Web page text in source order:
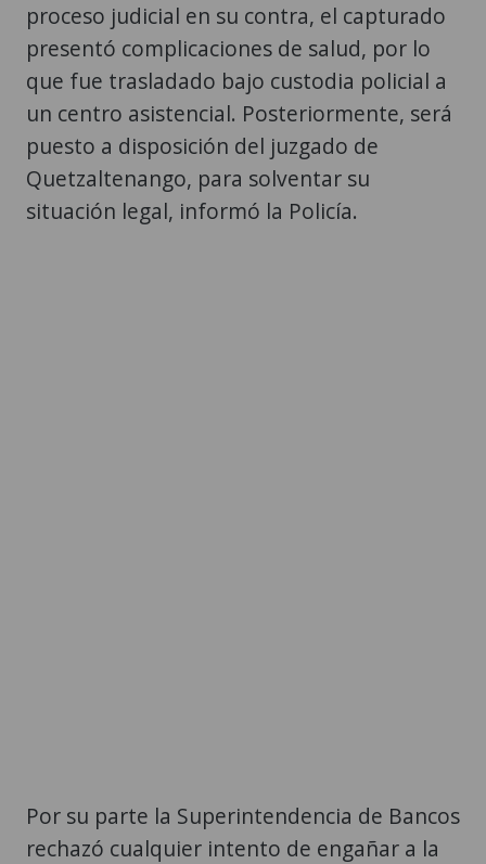
proceso judicial en su contra, el capturado
presentó complicaciones de salud, por lo
que fue trasladado bajo custodia policial a
un centro asistencial. Posteriormente, será
puesto a disposición del juzgado de
Quetzaltenango, para solventar su
situación legal, informó la Policía.
Por su parte la Superintendencia de Bancos
rechazó cualquier intento de engañar a la